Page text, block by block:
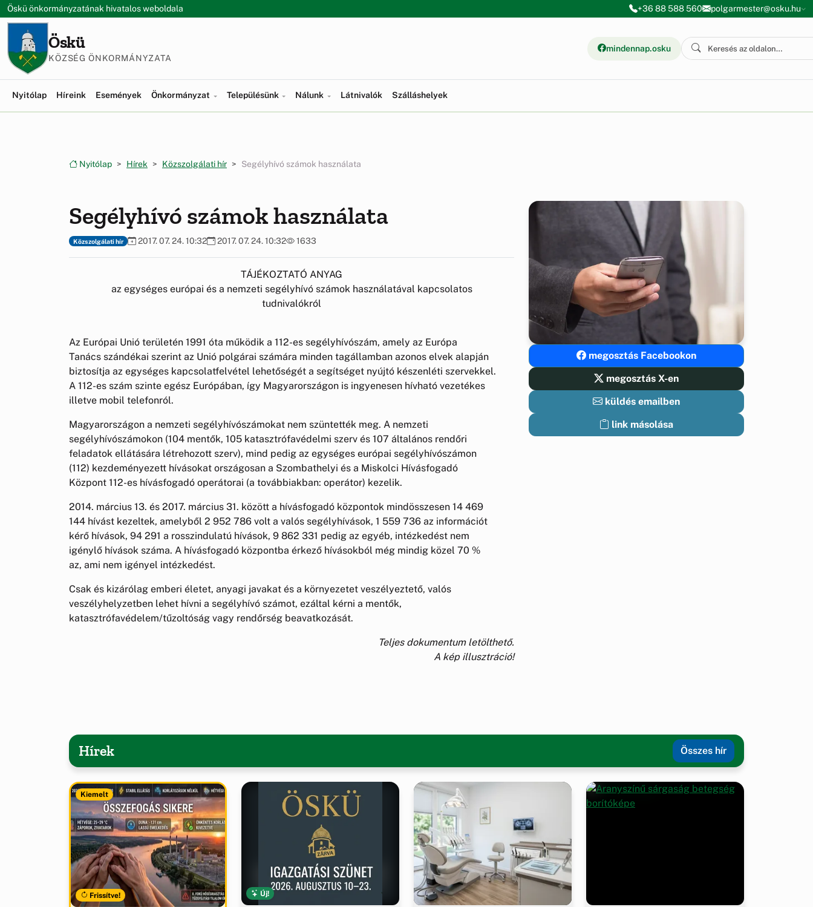
Ugrás a menüre
Ugrás a tartalomra
Öskü önkormányzatának hivatalos weboldala +36 88 588 560 polgarmester@osku.hu
Öskü
KÖZSÉG ÖNKORMÁNYZATA
mindennap.osku
Nyitólap Híreink Események Önkormányzat Településünk Nálunk Látnivalók Szálláshelyek
Nyitólap Hírek Közszolgálati hír Segélyhívó számok használata
Segélyhívó számok használata
Közszolgálati hír 2017. 07. 24. 10:32 2017. 07. 24. 10:32 1633
TÁJÉKOZTATÓ ANYAG
az egységes európai és a nemzeti segélyhívó számok használatával kapcsolatos
tudnivalókról
Az Európai Unió területén 1991 óta működik a 112-es segélyhívószám, amely az Európa
Tanács szándékai szerint az Unió polgárai számára minden tagállamban azonos elvek alapján
biztosítja az egységes kapcsolatfelvétel lehetőségét a segítséget nyújtó készenléti szervekkel.
A 112-es szám szinte egész Európában, így Magyarországon is ingyenesen hívható vezetékes
illetve mobil telefonról.
Magyarországon a nemzeti segélyhívószámokat nem szüntették meg. A nemzeti
segélyhívószámokon (104 mentők, 105 katasztrófavédelmi szerv és 107 általános rendőri
feladatok ellátására létrehozott szerv), mind pedig az egységes európai segélyhívószámon
(112) kezdeményezett hívásokat országosan a Szombathelyi és a Miskolci Hívásfogadó
Központ 112-es hívásfogadó operátorai (a továbbiakban: operátor) kezelik.
2014. március 13. és 2017. március 31. között a hívásfogadó központok mindösszesen 14 469
144 hívást kezeltek, amelyből 2 952 786 volt a valós segélyhívások, 1 559 736 az információt
kérő hívások, 94 291 a rosszindulatú hívások, 9 862 331 pedig az egyéb, intézkedést nem
igénylő hívások száma. A hívásfogadó központba érkező hívásokból még mindig közel 70 %
az, ami nem igényel intézkedést.
Csak és kizárólag emberi életet, anyagi javakat és a környezetet veszélyeztető, valós
veszélyhelyzetben lehet hívni a segélyhívó számot, ezáltal kérni a mentők,
katasztrófavédelem/tűzoltóság vagy rendőrség beavatkozását.
Teljes dokumentum letölthető.
A kép illusztráció!
megosztás Facebookon
megosztás X-en
küldés emailben
link másolása
Hírek Összes hír
Kiemelt
Frissítve! Új!